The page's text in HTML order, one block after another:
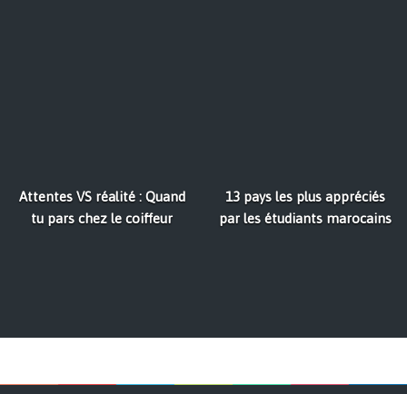
Attentes VS réalité : Quand
tu pars chez le coiffeur
13 pays les plus appréciés
par les étudiants marocains